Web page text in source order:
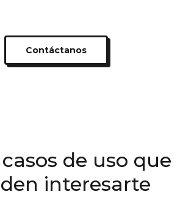
Contáctanos
de uso que
interesarte